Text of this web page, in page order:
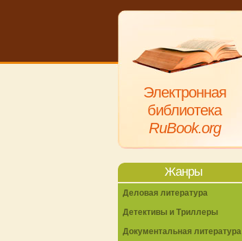
Электронная
библиотека
RuBook.org
Жанры
Деловая литература
Детективы и Триллеры
Документальная литература